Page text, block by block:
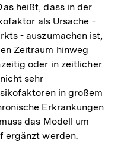
heißt, dass in der
als Ursache -
- auszumachen ist,
Zeitraum hinweg
oder in zeitlicher
sehr
in großem
Erkrankungen
das Modell um
ergänzt werden.